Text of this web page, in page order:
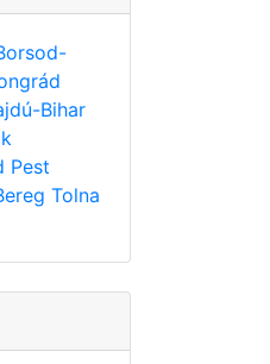
Bihar
Pest
Tolna